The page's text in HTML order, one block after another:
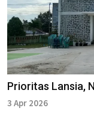
Prioritas Lansia,
3 Apr 2026